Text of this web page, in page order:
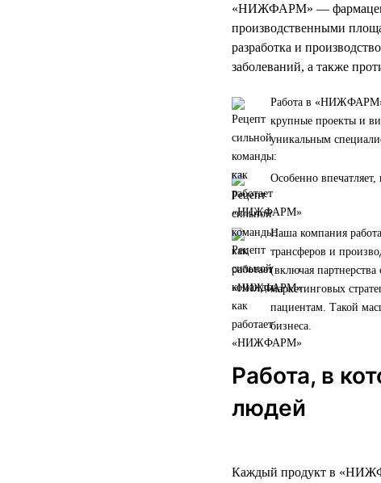
«НИЖФАРМ» —
производственными
разработка и
заболеваний, а также
Работа в «НИЖФАРМ»
крупные проекты и
уникальным
Особенно впечатляет,
Наша компания
трансферов и
(включая
маркетинговых
пациентам. Такой
бизнеса.
Работа, в
людей
Каждый продукт в